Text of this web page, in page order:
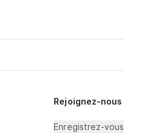
Rejoignez-nous
Enregistrez-vous